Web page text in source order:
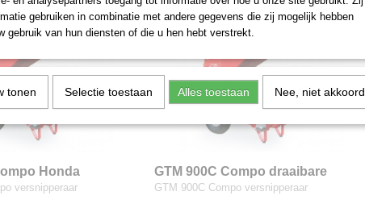
Honda
versnipperaar
GTM 900C Compo draaibare
uitvoer Honda
GTM 900C Compo versnipperaar
gebruiken in combinatie met andere gegevens die zij mogelijk hebben
gebruik van hun diensten of die u hen hebt verstrekt.
tonen Selectie toestaan Alles toestaan Nee, niet akkoord